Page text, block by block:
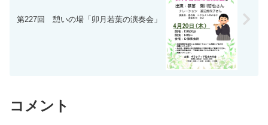
第227回 憩いの場「卯月若葉の演奏会」
コメント